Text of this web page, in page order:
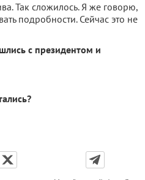
Так сложилось. Я же говорю,
подробности. Сейчас это не
с президентом и